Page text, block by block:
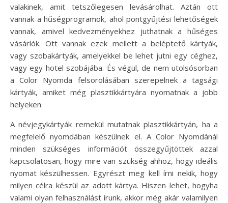
valakinek, amit tetszőlegesen levásárolhat. Aztán ott
vannak a hűségprogramok, ahol pontgyűjtési lehetőségek
vannak, amivel kedvezményekhez juthatnak a hűséges
vásárlók. Ott vannak ezek mellett a beléptető kártyák,
vagy szobakártyák, amelyekkel be lehet jutni egy céghez,
vagy egy hotel szobájába. És végül, de nem utolsósorban
a Color Nyomda felsorolásában szerepelnek a tagsági
kártyák, amiket még plasztikkártyára nyomatnak a jobb
helyeken.
A névjegykártyák remekül mutatnak plasztikkártyán, ha a
megfelelő nyomdában készülnek el. A Color Nyomdánál
minden szükséges információt összegyűjtöttek azzal
kapcsolatosan, hogy mire van szükség ahhoz, hogy ideális
nyomat készülhessen. Egyrészt meg kell írni nekik, hogy
milyen célra készül az adott kártya. Hiszen lehet, hogyha
valami olyan felhasználást írunk, akkor még akár valamilyen